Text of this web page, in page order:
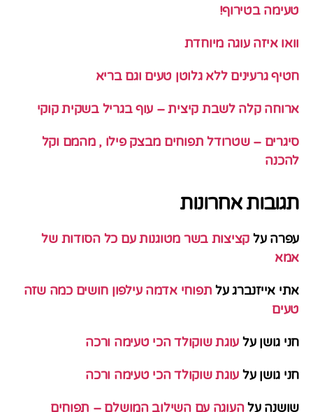
טעימה בטירוף!
וואו איזה עוגה מיוחדת
חטיף גרעינים ללא גלוטן טעים וגם בריא
ארוחה קלה לשבת קיצית – עוף בגריל בשקית קוקי
סיגרים – שטרודל תפוחים מבצק פילו , מהמם וקל
להכנה
תגובות אחרונות
עפרה על קציצות בשר מטוגנות עם כל הסודות של
אמא
אתי אייזנברגעל תפוחי אדמה עילפון חושים כמה שזה
טעים
חני גושן על עוגת שוקולד הכי טעימה ורכה
חני גושן על עוגת שוקולד הכי טעימה ורכה
שושנה עלהעוגה עם השילוב המושלם – תפוחים